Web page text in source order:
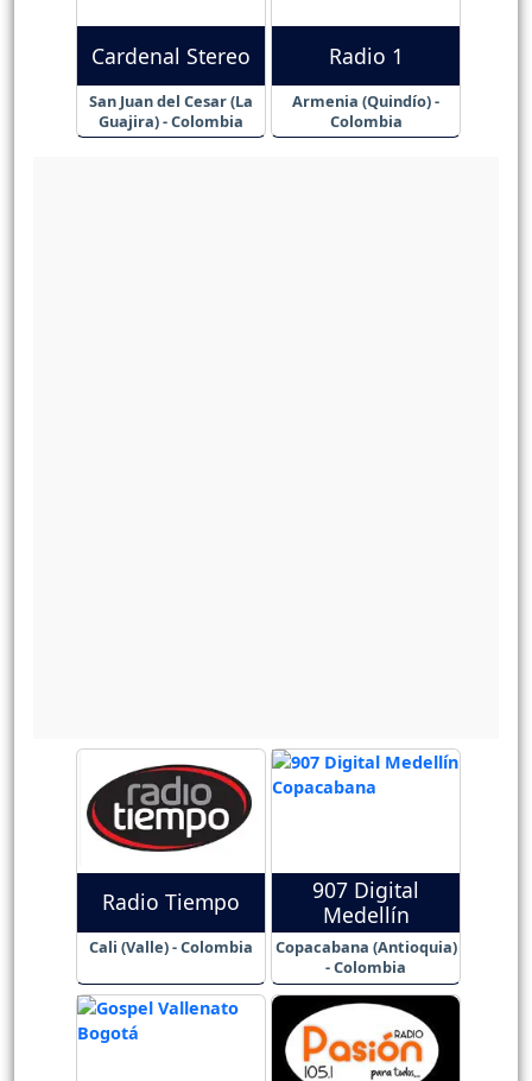
Cardenal Stereo
San Juan del Cesar (La
Guajira) - Colombia
Radio 1
Armenia (Quindío) -
Colombia
Radio Tiempo
Cali (Valle) - Colombia
907 Digital
Medellín
Copacabana (Antioquia)
- Colombia